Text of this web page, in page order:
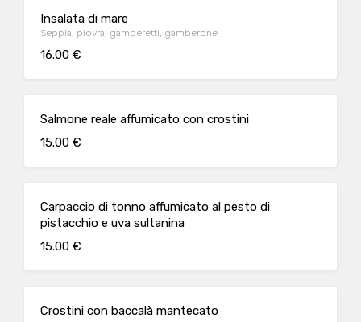
Insalata di mare
Seppia, piovra, gamberetti, gamberone
16.00 €
Salmone reale affumicato con crostini
15.00 €
Carpaccio di tonno affumicato al pesto di
pistacchio e uva sultanina
15.00 €
Crostini con baccalà mantecato